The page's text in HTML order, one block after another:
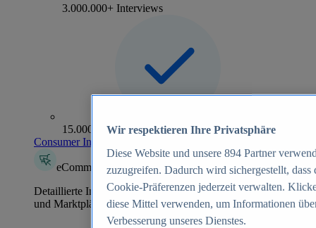
3.000.000+ Interviews
15.000+ Marken
Consumer Insights entdecken
eCommerce Insights
Detaillierte Informationen zu mehr als 39.000 Online-Shops
und Marktplätzen
Wir respektieren Ihre Privatsphäre
Diese Website und unsere 894 Partner
zuzugreifen. Dadurch wird sichergestellt,
Cookie-Präferenzen jederzeit verwalten.
diese Mittel verwenden, um Informationen
Verbesserung unseres Dienstes.